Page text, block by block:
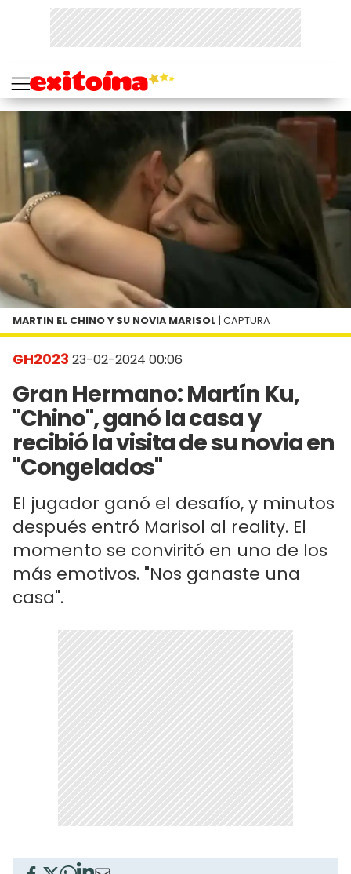
GH2023 23-02-2024 00:06
Gran Hermano: Martín Ku,
"Chino", ganó la casa y
recibió la visita de su novia en
"Congelados"
El jugador ganó el desafío, y minutos
después entró Marisol al reality. El
momento se conviritó en uno de los
más emotivos. "Nos ganaste una
casa".
MARTIN EL CHINO Y SU NOVIA MARISOL | CAPTURA